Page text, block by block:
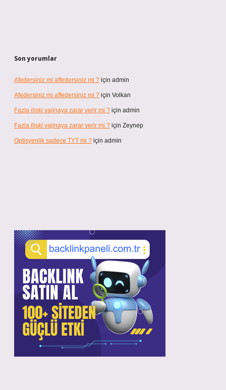
Son yorumlar
Afedersiniz mi affedersiniz mi ? için admin
Afedersiniz mi affedersiniz mi ? için Volkan
Fazla ilişki vajinaya zarar verir mi ? için admin
Fazla ilişki vajinaya zarar verir mi ? için Zeynep
Optisyenlik sadece TYT mi ? için admin